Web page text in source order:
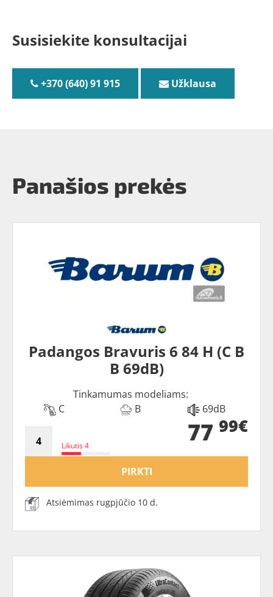
Susisiekite konsultacijai
+370 (640) 91 915 Užklausa
Panašios prekės
Padangos Bravuris 6 84 H (C B
B 69dB)
Tinkamumas modeliams:
C
B 69dB
Likutis 4 77 99€
PIRKTI
Atsiėmimas rugpjūčio 10 d.